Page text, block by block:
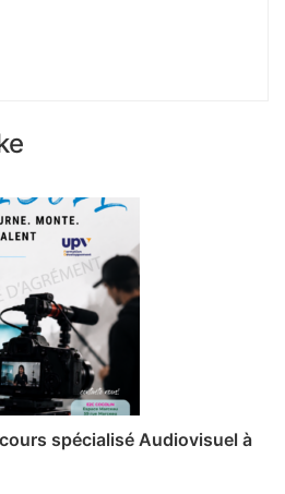
spécialisé Audiovisuel à